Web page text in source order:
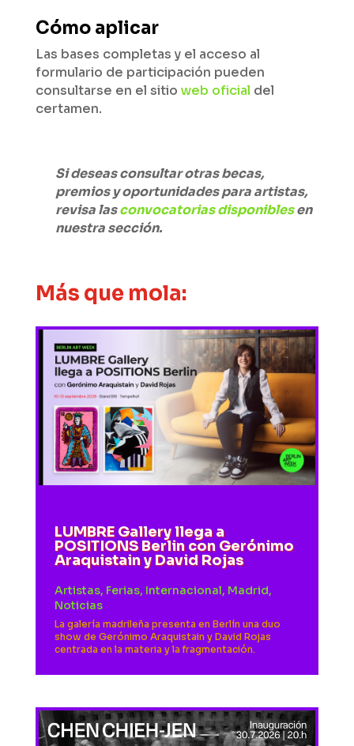
Cómo aplicar
Las bases completas y el acceso al
formulario de participación pueden
consultarse en el sitio web oficial del
certamen.
Si deseas consultar otras becas,
premios y oportunidades para artistas,
revisa lasconvocatorias disponiblesen
nuestra sección.
Más que mola:
LUMBRE Gallery llega a
POSITIONS Berlin con Gerónimo
Araquistain y David Rojas
Artistas, Ferias, Internacional, Madrid,
Noticias
La galería madrileña presenta en Berlín una duo
show de Gerónimo Araquistain y David Rojas
centrada en la materia y la fragmentación.